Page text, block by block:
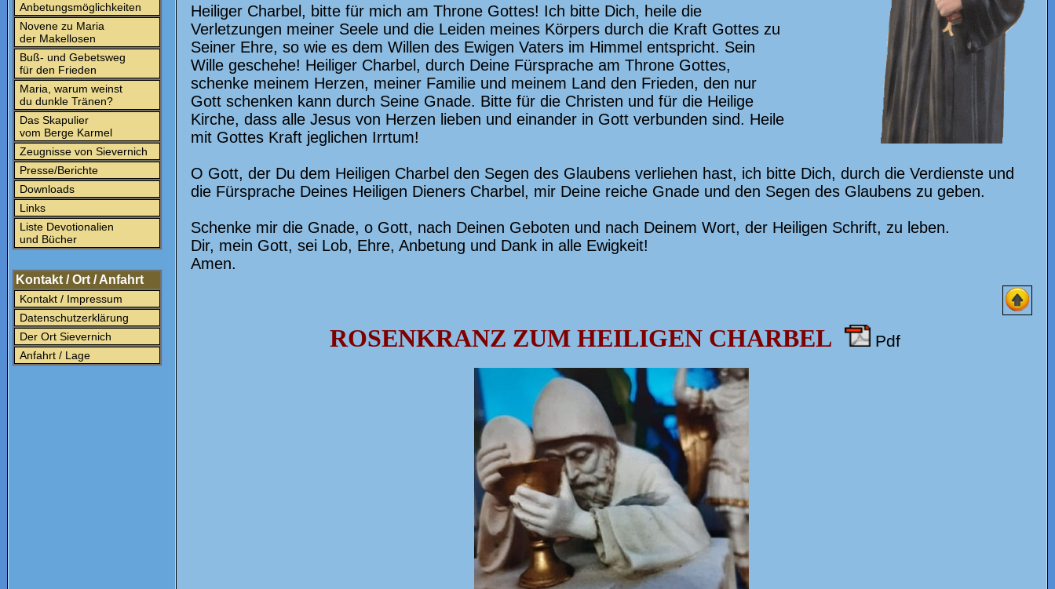
Anbetungsmöglichkeiten
Novene zu Maria
der Makellosen
Buß- und Gebetsweg
für den Frieden
Maria, warum weinst
du dunkle Tränen?
Das Skapulier
vom Berge Karmel
Zeugnisse von Sievernich
Presse/Berichte
Downloads
Links
Liste Devotionalien
und Bücher
Kontakt / Ort / Anfahrt
Kontakt / Impressum
Datenschutzerklärung
Der Ort Sievernich
Anfahrt / Lage
Heiliger Charbel, bitte für mich am Throne Gottes! Ich bitte Dich, heile die
Verletzungen meiner Seele und die Leiden meines Körpers durch die Kraft Gottes zu
Seiner Ehre, so wie es dem Willen des Ewigen Vaters im Himmel entspricht. Sein
Wille geschehe! Heiliger Charbel, durch Deine Fürsprache am Throne Gottes,
schenke meinem Herzen, meiner Familie und meinem Land den Frieden, den nur
Gott schenken kann durch Seine Gnade. Bitte für die Christen und für die Heilige
Kirche, dass alle Jesus von Herzen lieben und einander in Gott verbunden sind. Heile
mit Gottes Kraft jeglichen Irrtum!
O Gott, der Du dem Heiligen Charbel den Segen des Glaubens verliehen hast, ich bitte Dich, durch die Verdienste und
die Fürsprache Deines Heiligen Dieners Charbel, mir Deine reiche Gnade und den Segen des Glaubens zu geben.
Schenke mir die Gnade, o Gott, nach Deinen Geboten und nach Deinem Wort, der Heiligen Schrift, zu leben.
Dir, mein Gott, sei Lob, Ehre, Anbetung und Dank in alle Ewigkeit!
Amen.
ROSENKRANZ ZUM HEILIGEN CHARBEL Pdf